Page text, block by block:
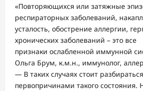
«Повторяющихся или затяжные
респираторных заболеваний,
усталость, обострение аллергии,
хронических заболеваний – это все
признаки ослабленной иммунной
Ольга Брум, к.м.н., иммунолог,
— В таких случаях стоит
первопричинами такого состояния.